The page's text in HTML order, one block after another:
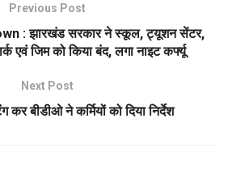
Previous Post
: झारखंड सरकार ने स्कूल, ट्यूशन सेंटर,
एवं जिम को किया बंद, लगा नाइट कर्फ्यू
Next Post
कर बीडीओ ने कर्मियों को दिया निर्देश